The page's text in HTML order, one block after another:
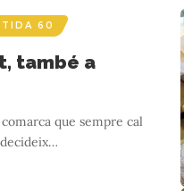
60
també a
que sempre cal
…